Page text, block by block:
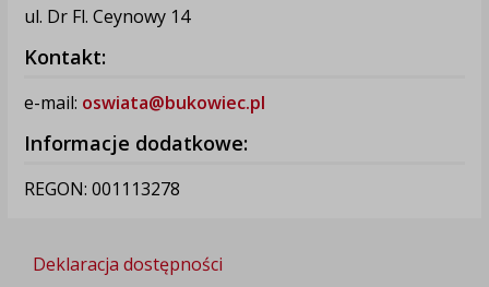
ul. Dr Fl. Ceynowy 14
Kontakt:
e-mail: oswiata@bukowiec.pl
Informacje dodatkowe:
REGON: 001113278
Deklaracja dostępności